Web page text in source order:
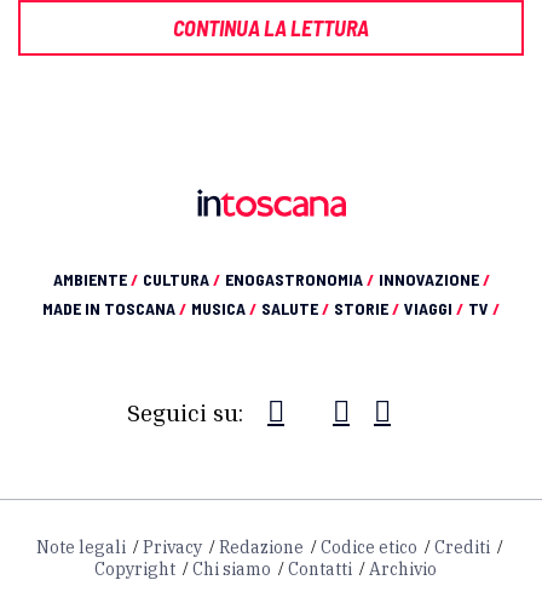
CONTINUA LA LETTURA
AMBIENTE/ CULTURA/ ENOGASTRONOMIA/ INNOVAZIONE/
MADE IN TOSCANA/ MUSICA/ SALUTE/ STORIE/ VIAGGI / TV /
Seguici su:
Note legali Privacy Redazione Codice etico
Crediti
Copyright
Chi siamo Contatti Archivio